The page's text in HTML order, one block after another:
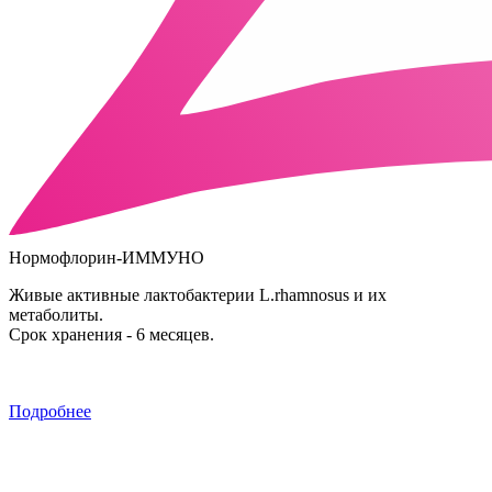
Нормофлорин-ИММУНО
Живые активные лактобактерии L.rhamnosus и их
метаболиты.
Срок хранения - 6 месяцев.
Подробнее